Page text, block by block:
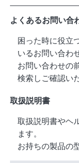
よくあるお問い合
困った時に役立
いるお問い合わ
お問い合わせの
検索しご確認い
取扱説明書
取扱説明書やヘ
ます。
お持ちの製品の